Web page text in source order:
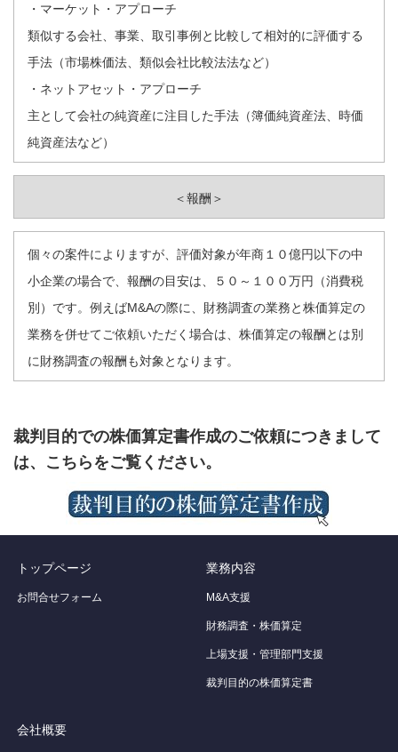
・マーケット・アプローチ
類似する会社、事業、取引事例と比較して相対的に評価する
手法（市場株価法、類似会社比較法法など）
・ネットアセット・アプローチ
主として会社の純資産に注目した手法（簿価純資産法、時価
純資産法など）
＜報酬＞
個々の案件によりますが、評価対象が年商１０億円以下の中
小企業の場合で、報酬の目安は、５０～１００万円（消費税
別）です。例えばM&Aの際に、財務調査の業務と株価算定の
業務を併せてご依頼いただく場合は、株価算定の報酬とは別
に財務調査の報酬も対象となります。
裁判目的での株価算定書作成のご依頼につきまして
は、こちらをご覧ください。
トップページ
お問合せフォーム
業務内容
M&A支援
財務調査・株価算定
上場支援・管理部門支援
裁判目的の株価算定書
会社概要